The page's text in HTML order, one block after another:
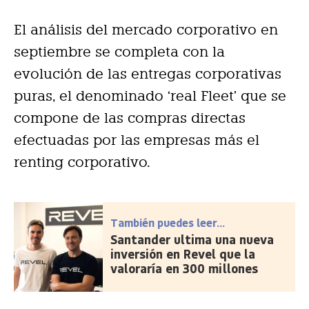
El análisis del mercado corporativo en
septiembre se completa con la
evolución de las entregas corporativas
puras, el denominado ‘real Fleet’ que se
compone de las compras directas
efectuadas por las empresas más el
renting corporativo.
También puedes leer...
Santander ultima una nueva
inversión en Revel que la
valoraría en 300 millones